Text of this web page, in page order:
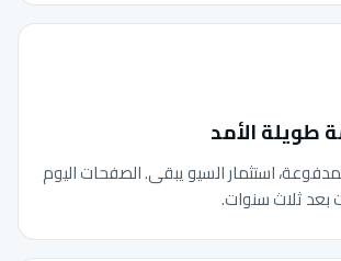
طويلة الأمد
استثمار السيو يبقى. الصفحات اليوم
بعد ثلاث سنوات.